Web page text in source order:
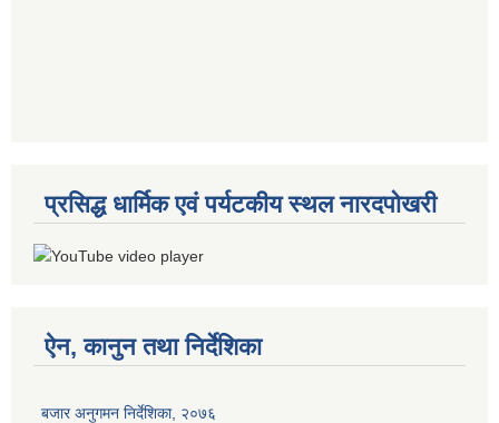
प्रसिद्ध धार्मिक एवं पर्यटकीय स्थल नारदपोखरी
ऐन, कानुन तथा निर्देशिका
बजार अनुगमन निर्देशिका, २०७६